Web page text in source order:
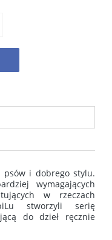
płatności
psów i dobrego stylu.
wymagających
w rzeczach
stworzyli serię
do dzieł ręcznie